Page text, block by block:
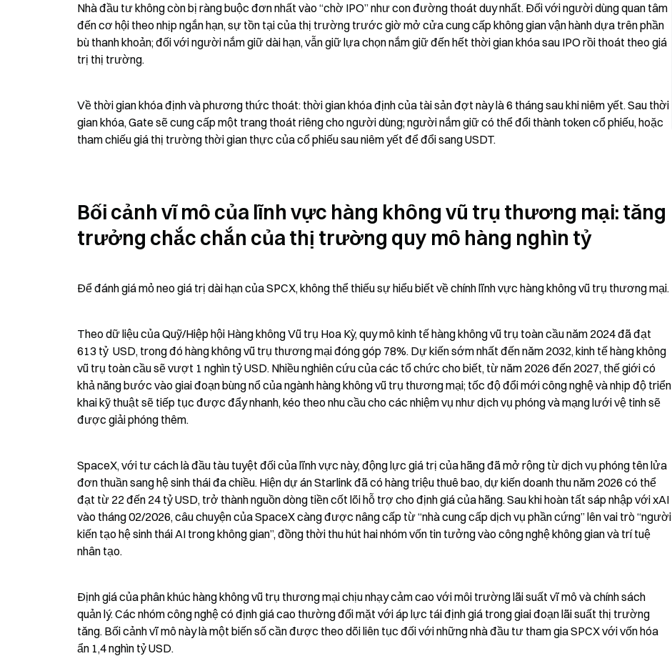
Nhà đầu tư không còn bị ràng buộc đơn nhất vào “chờ IPO” như con đường thoát duy nhất. Đối với người dùng quan tâm
đến cơ hội theo nhịp ngắn hạn, sự tồn tại của thị trường trước giờ mở cửa cung cấp không gian vận hành dựa trên phần
bù thanh khoản; đối với người nắm giữ dài hạn, vẫn giữ lựa chọn nắm giữ đến hết thời gian khóa sau IPO rồi thoát theo giá
trị thị trường.
Về thời gian khóa định và phương thức thoát: thời gian khóa định của tài sản đợt này là 6 tháng sau khi niêm yết. Sau thời
gian khóa, Gate sẽ cung cấp một trang thoát riêng cho người dùng; người nắm giữ có thể đổi thành token cổ phiếu, hoặc
tham chiếu giá thị trường thời gian thực của cổ phiếu sau niêm yết để đổi sang USDT.
Bối cảnh vĩ mô của lĩnh vực hàng không vũ trụ thương mại: tăng
trưởng chắc chắn của thị trường quy mô hàng nghìn tỷ
Để đánh giá mỏ neo giá trị dài hạn của SPCX, không thể thiếu sự hiểu biết về chính lĩnh vực hàng không vũ trụ thương mại.
Theo dữ liệu của Quỹ/Hiệp hội Hàng không Vũ trụ Hoa Kỳ, quy mô kinh tế hàng không vũ trụ toàn cầu năm 2024 đã đạt
613 tỷ  USD, trong đó hàng không vũ trụ thương mại đóng góp 78%. Dự kiến sớm nhất đến năm 2032, kinh tế hàng không
vũ trụ toàn cầu sẽ vượt 1 nghìn tỷ USD. Nhiều nghiên cứu của các tổ chức cho biết, từ năm 2026 đến 2027, thế giới có
khả năng bước vào giai đoạn bùng nổ của ngành hàng không vũ trụ thương mại; tốc độ đổi mới công nghệ và nhịp độ triển
khai kỹ thuật sẽ tiếp tục được đẩy nhanh, kéo theo nhu cầu cho các nhiệm vụ như dịch vụ phóng và mạng lưới vệ tinh sẽ
được giải phóng thêm.
SpaceX, với tư cách là đầu tàu tuyệt đối của lĩnh vực này, động lực giá trị của hãng đã mở rộng từ dịch vụ phóng tên lửa
đơn thuần sang hệ sinh thái đa chiều. Hiện dự án Starlink đã có hàng triệu thuê bao, dự kiến doanh thu năm 2026 có thể
đạt từ 22 đến 24 tỷ USD, trở thành nguồn dòng tiền cốt lõi hỗ trợ cho định giá của hãng. Sau khi hoàn tất sáp nhập với xAI
vào tháng 02/2026, câu chuyện của SpaceX càng được nâng cấp từ “nhà cung cấp dịch vụ phần cứng” lên vai trò “người
kiến tạo hệ sinh thái AI trong không gian”, đồng thời thu hút hai nhóm vốn tin tưởng vào công nghệ không gian và trí tuệ
nhân tạo.
Định giá của phân khúc hàng không vũ trụ thương mại chịu nhạy cảm cao với môi trường lãi suất vĩ mô và chính sách
quản lý. Các nhóm công nghệ có định giá cao thường đối mặt với áp lực tái định giá trong giai đoạn lãi suất thị trường
tăng. Bối cảnh vĩ mô này là một biến số cần được theo dõi liên tục đối với những nhà đầu tư tham gia SPCX với vốn hóa
ẩn 1,4 nghìn tỷ USD.